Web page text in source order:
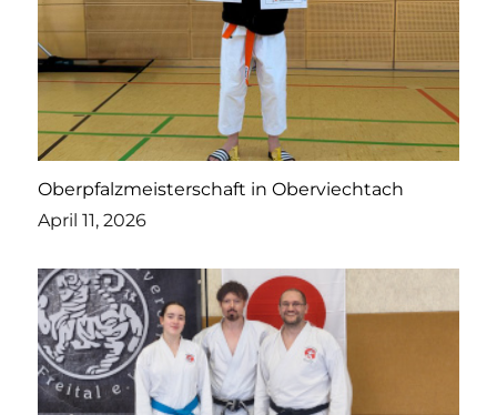
Oberpfalzmeisterschaft in Oberviechtach
April 11, 2026